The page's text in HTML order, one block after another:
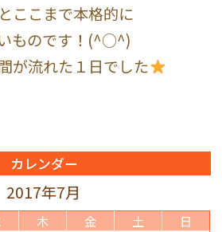
ここまで本格的に
ものです！(^○^)
が流れた１日でした
カレンダー
2017年7月
木 金 土 日